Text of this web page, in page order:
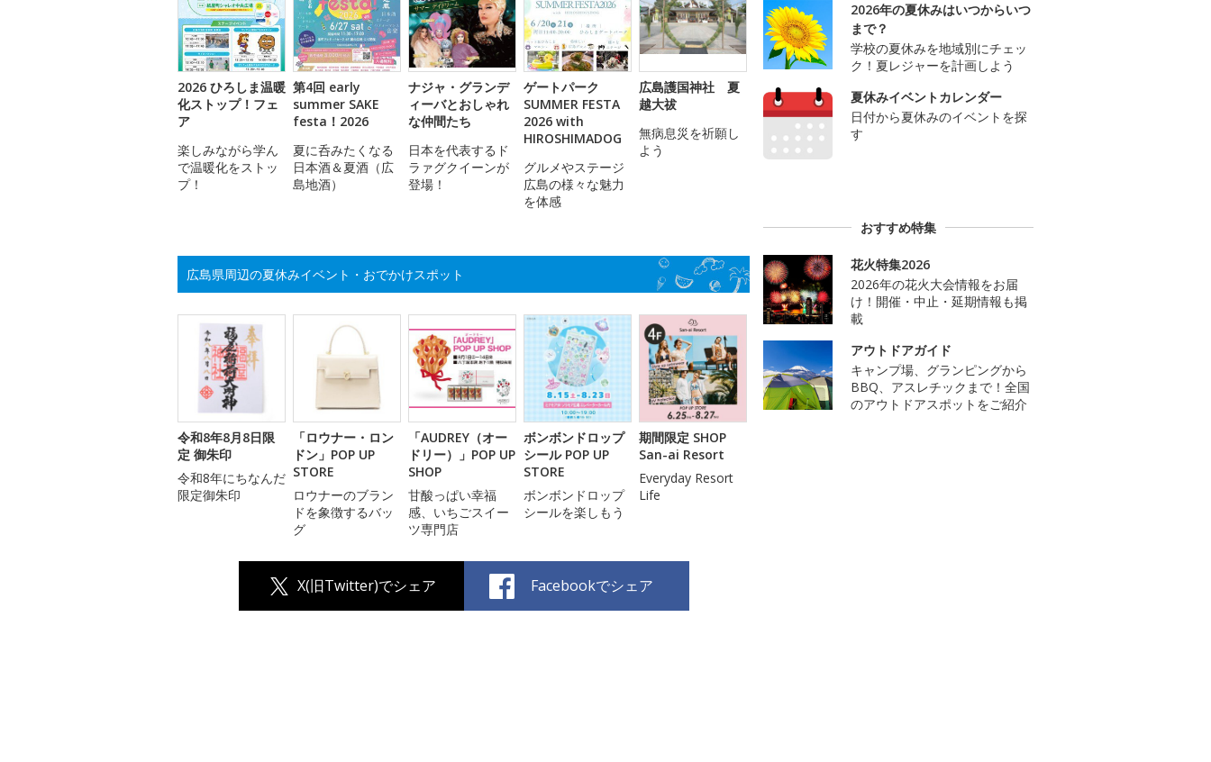
2026 ひろしま温暖
化ストップ！フェ
ア
楽しみながら学ん
で温暖化をストッ
プ！
第4回 early
summer SAKE
festa！2026
夏に呑みたくなる
日本酒＆夏酒（広
島地酒）
ナジャ・グランデ
ィーバとおしゃれ
な仲間たち
日本を代表するド
ラァグクイーンが
登場！
ゲートパーク
SUMMER FESTA
2026 with
HIROSHIMADOG
グルメやステージ
広島の様々な魅力
を体感
広島護国神社 夏
越大祓
無病息災を祈願し
よう
広島県周辺の夏休みイベント・おでかけスポット
令和8年8月8日限
定 御朱印
令和8年にちなんだ
限定御朱印
「ロウナー・ロン
ドン」POP UP
STORE
ロウナーのブラン
ドを象徴するバッ
グ
「AUDREY（オー
ドリー）」POP UP
SHOP
甘酸っぱい幸福
感、いちごスイー
ツ専門店
ボンボンドロップ
シール POP UP
STORE
ボンボンドロップ
シールを楽しもう
期間限定 SHOP
San-ai Resort
Everyday Resort
Life
X(旧Twitter)でシェア Facebookでシェア
2026年の夏休みはいつからいつ
まで？
学校の夏休みを地域別にチェッ
ク！夏レジャーを計画しよう
夏休みイベントカレンダー
日付から夏休みのイベントを探
す
おすすめ特集
花火特集2026
2026年の花火大会情報をお届
け！開催・中止・延期情報も掲
載
アウトドアガイド
キャンプ場、グランピングから
BBQ、アスレチックまで！全国
のアウトドアスポットをご紹介